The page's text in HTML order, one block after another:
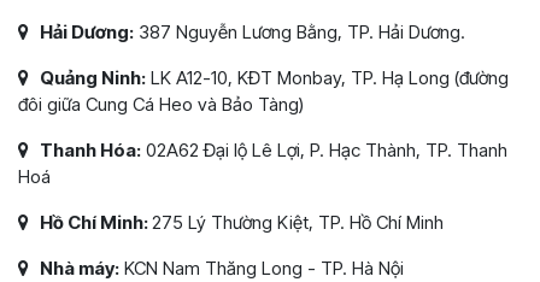
Hải Dương: 387 Nguyễn Lương Bằng, TP. Hải Dương.
Quảng Ninh: LK A12-10, KĐT Monbay, TP. Hạ Long (đường
đôi giữa Cung Cá Heo và Bảo Tàng)
Thanh Hóa: 02A62 Đại lộ Lê Lợi, P. Hạc Thành, TP. Thanh
Hoá
Hồ Chí Minh:275 Lý Thường Kiệt, TP. Hồ Chí Minh
Nhà máy: KCN Nam Thăng Long - TP. Hà Nội